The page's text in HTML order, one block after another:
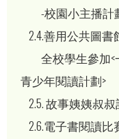
-校園小主播計
2.4.善用公共圖書
全校學生參加<
青少年閱讀計劃>
2.5. 故事姨姨叔
2.6.電子書閱讀